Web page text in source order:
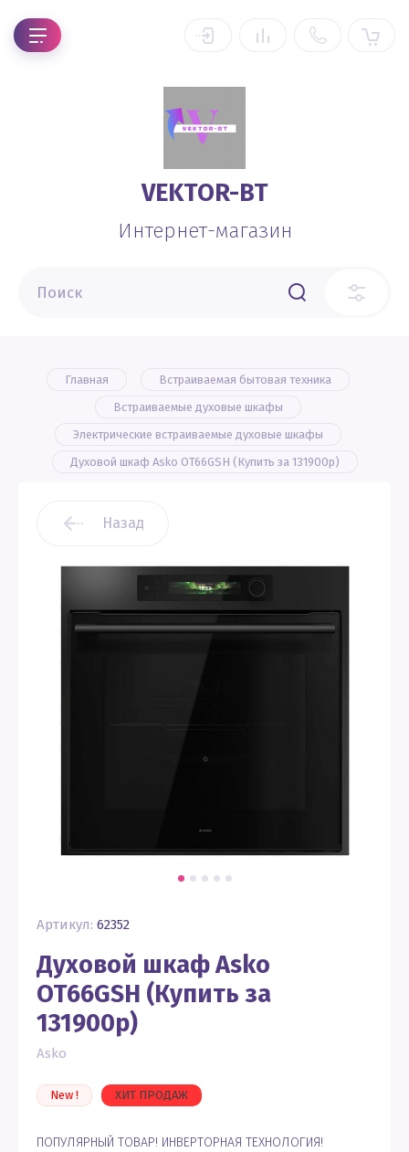
VEKTOR-BT
Интернет-магазин
Главная
Встраиваемая бытовая техника
Встраиваемые духовые шкафы
Электрические встраиваемые духовые шкафы
Духовой шкаф Asko OT66GSH (Купить за 131900р)
Назад
Артикул: 62352
Духовой шкаф Asko
OT66GSH (Купить за
131900р)
Asko
New ! ХИТ ПРОДАЖ
ПОПУЛЯРНЫЙ ТОВАР! ИНВЕРТОРНАЯ ТЕХНОЛОГИЯ!